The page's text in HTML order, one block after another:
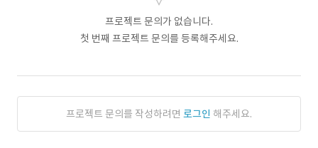
프로젝트 문의가 없습니다.
첫 번째 프로젝트 문의를 등록해주세요.
프로젝트 문의를 작성하려면 로그인 해주세요.